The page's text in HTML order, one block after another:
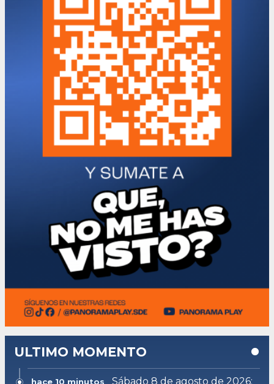
ULTIMO MOMENTO
hace 10 minutos Sábado 8 de agosto de 2026: